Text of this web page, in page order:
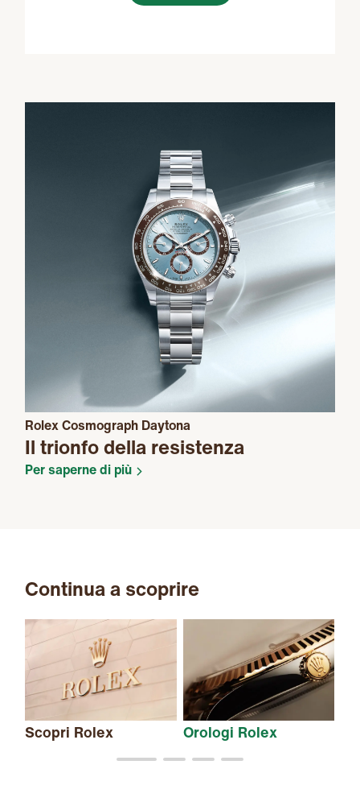
Rolex Cosmograph Daytona
Il trionfo della resistenza
Per saperne di più
Continua a scoprire
Scopri Rolex Orologi Rolex